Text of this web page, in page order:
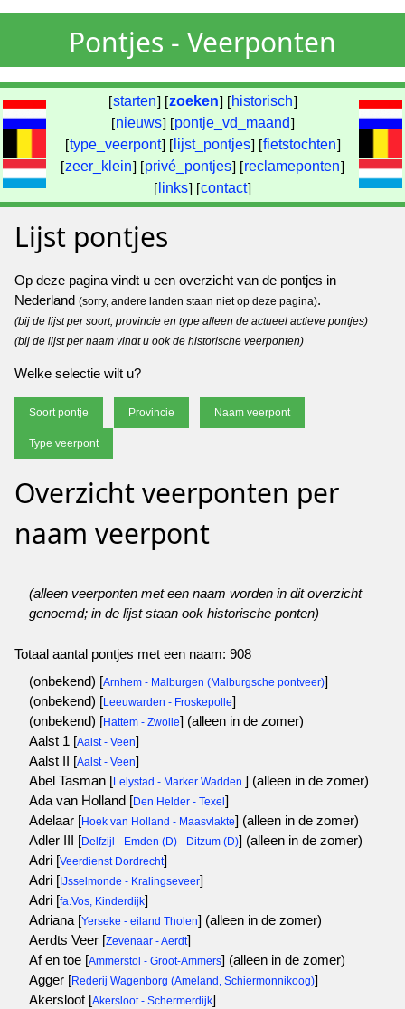
Pontjes - Veerponten
[starten] [zoeken] [ historisch]
[nieuws] [pontje_vd_maand]
[type_veerpont] [ lijst_pontjes] [fietstochten]
[zeer_klein] [privé_pontjes] [reclameponten]
[ links] [contact]
Lijst pontjes
Op deze pagina vindt u een overzicht van de pontjes in
Nederland (sorry, andere landen staan niet op deze pagina).
(bij de lijst per soort, provincie en type alleen de actueel actieve pontjes)
(bij de lijst per naam vindt u ook de historische veerponten)
Welke selectie wilt u?
Soort pontje Provincie Naam veerpont
Type veerpont
Overzicht veerponten per
naam veerpont
(alleen veerponten met een naam worden in dit overzicht
genoemd; in de lijst staan ook historische ponten)
Totaal aantal pontjes met een naam: 908
(onbekend) [Arnhem - Malburgen (Malburgsche pontveer)]
(onbekend) [Leeuwarden - Froskepolle]
(onbekend) [Hattem - Zwolle] (alleen in de zomer)
Aalst 1 [Aalst - Veen]
Aalst II [Aalst - Veen]
Abel Tasman [Lelystad - Marker Wadden ] (alleen in de zomer)
Ada van Holland [Den Helder - Texel ]
Adelaar [Hoek van Holland - Maasvlakte] (alleen in de zomer)
Adler III [Delfzijl - Emden (D) - Ditzum (D)] (alleen in de zomer)
Adri [Veerdienst Dordrecht]
Adri [ IJsselmonde - Kralingseveer]
Adri [fa.Vos, Kinderdijk]
Adriana [Yerseke - eiland Tholen] (alleen in de zomer)
Aerdts Veer [Zevenaar - Aerdt]
Af en toe [Ammerstol - Groot-Ammers] (alleen in de zomer)
Agger [Rederij Wagenborg (Ameland, Schiermonnikoog)]
Akersloot [Akersloot - Schermerdijk]